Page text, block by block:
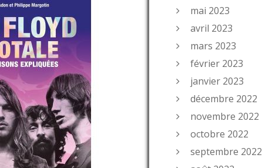
mai 2023
avril 2023
mars 2023
février 2023
janvier 2023
décembre 2022
novembre 2022
octobre 2022
septembre 2022